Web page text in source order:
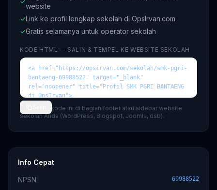
website
✓Link ke profil lengkap sekolah di OpsIrvan.com
✓Gratis selamanya untuk operator sekolah
KODE HTML — SALIN & TEMPEL KE WEBSITE SEKOLAH
💡 Tempel kode ini di bagian footer atau sidebar website
sekolah Anda (WordPress, Blogspot, Joomla, dsb).
Info Cepat
NPSN 69988522